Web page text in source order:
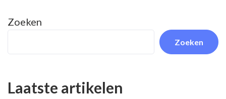
Zoeken
Zoeken
Laatste artikelen